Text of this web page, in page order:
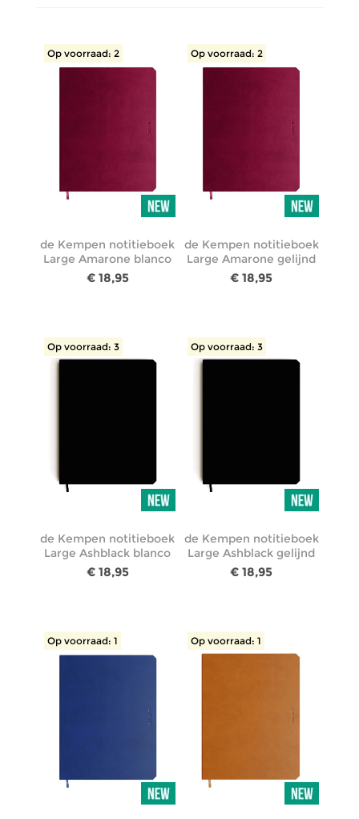
Op voorraad: 2
de Kempen notitieboek
Large Amarone blanco
€ 18,95
Op voorraad: 2
de Kempen notitieboek
Large Amarone gelijnd
€ 18,95
Op voorraad: 3
de Kempen notitieboek
Large Ashblack blanco
€ 18,95
Op voorraad: 3
de Kempen notitieboek
Large Ashblack gelijnd
€ 18,95
Op voorraad: 1 Op voorraad: 1